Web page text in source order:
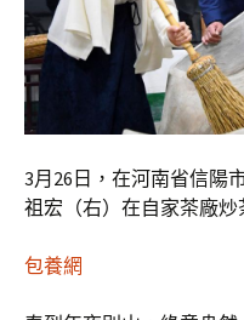
3月26日，在河南省信陽
祖宏（右）在自家茶廠炒
包養網